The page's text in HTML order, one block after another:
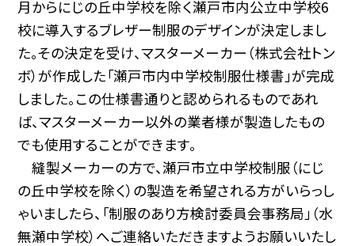
月からにじの丘中学校を除く瀬戸市内公立中学校6
校に導入するブレザー制服のデザインが決定しまし
た。その決定を受け、マスターメーカー（株式会社トン
ボ）が作成した「瀬戸市内中学校制服仕様書」が完成
しました。この仕様書通りと認められるものであれ
ば、マスターメーカー以外の業者様が製造したもの
でも使用することができます。
縫製メーカーの方で、瀬戸市立中学校制服（にじ
の丘中学校を除く）の製造を希望される方がいらっし
ゃいましたら、「制服のあり方検討委員会事務局」（水
無瀬中学校）へご連絡いただきますようお願いいたし